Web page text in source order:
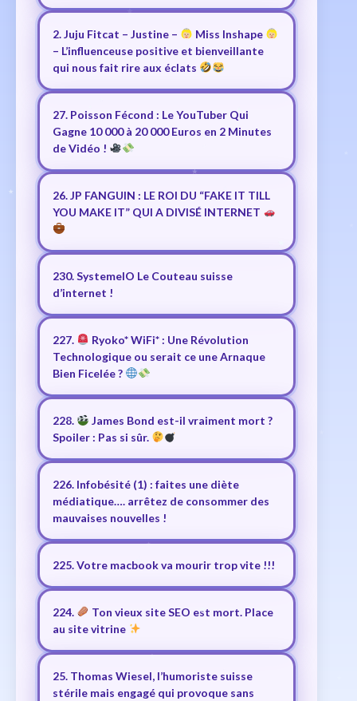
2. Juju Fitcat – Justine –
Miss Inshape
– L’influenceuse positive et bienveillante
qui nous fait rire aux éclats
27. Poisson Fécond : Le YouTuber Qui
Gagne 10 000 à 20 000 Euros en 2 Minutes
de Vidéo !
26. JP FANGUIN : LE ROI DU “FAKE IT TILL
YOU MAKE IT” QUI A DIVISÉ INTERNET
230. SystemeIO Le Couteau suisse
d’internet !
227.
Ryoko* WiFi* : Une Révolution
Technologique ou serait ce une Arnaque
Bien Ficelée ?
228.
James Bond est-il vraiment mort ?
Spoiler : Pas si sûr.
226. Infobésité (1) : faites une diète
médiatique…. arrêtez de consommer des
mauvaises nouvelles !
225. Votre macbook va mourir trop vite !!!
224.
Ton vieux site SEO est mort. Place
au site vitrine
25. Thomas Wiesel, l’humoriste suisse
stérile mais engagé qui provoque sans